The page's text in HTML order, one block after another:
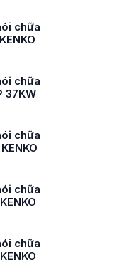
chữa
chữa
37KW
chữa
chữa
chữa